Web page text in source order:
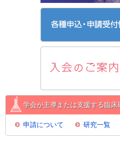
学会が主導または支援する臨床
申請について 研究一覧